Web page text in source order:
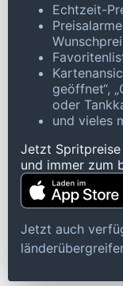
Echtzeit-
geöffnet“,
oder
und vieles
Jetzt
und immer zum
Jetzt auch